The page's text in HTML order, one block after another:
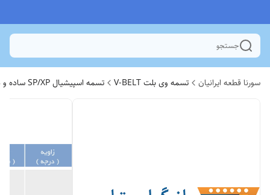
جستجو
سورنا قطعه ایرانیان تسمه وی بلت V-BELT تسمه اسپیشیال SP/XP ساده و دنده ای